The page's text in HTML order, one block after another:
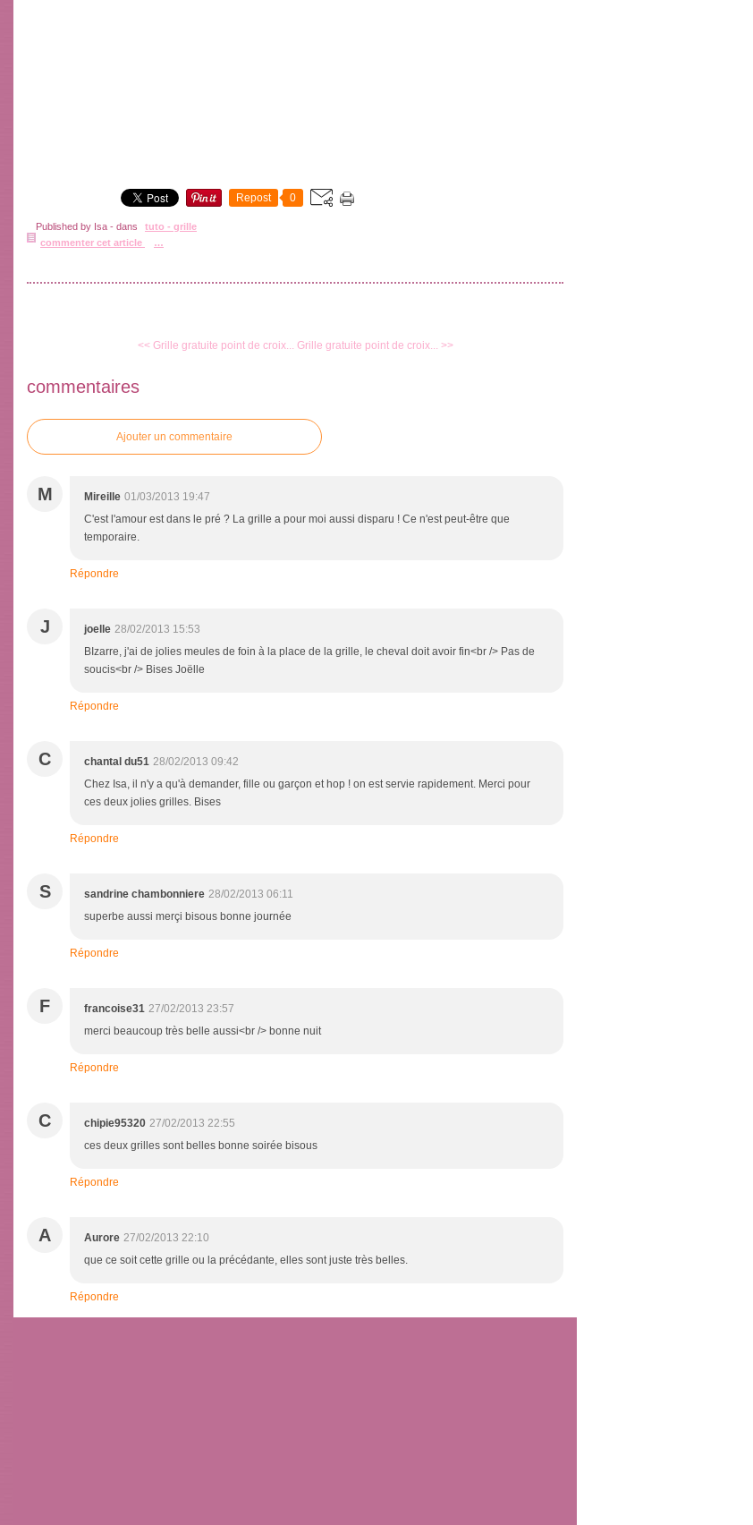
Repost 0
Published by Isa - dans
tuto - grille
commenter cet article
…
<< Grille gratuite point de croix... Grille gratuite point de croix... >>
commentaires
Ajouter un commentaire
M Mireille 01/03/2013 19:47
C'est l'amour est dans le pré ? La grille a pour moi aussi disparu ! Ce n'est peut-être que
temporaire.
Répondre
J joelle 28/02/2013 15:53
BIzarre, j'ai de jolies meules de foin à la place de la grille, le cheval doit avoir fin<br /> Pas de
soucis<br /> Bises Joëlle
Répondre
C chantal du51 28/02/2013 09:42
Chez Isa, il n'y a qu'à demander, fille ou garçon et hop ! on est servie rapidement. Merci pour
ces deux jolies grilles. Bises
Répondre
S sandrine chambonniere 28/02/2013 06:11
superbe aussi merçi bisous bonne journée
Répondre
F francoise31 27/02/2013 23:57
merci beaucoup très belle aussi<br /> bonne nuit
Répondre
C chipie95320 27/02/2013 22:55
ces deux grilles sont belles bonne soirée bisous
Répondre
A Aurore 27/02/2013 22:10
que ce soit cette grille ou la précédante, elles sont juste très belles.
Répondre